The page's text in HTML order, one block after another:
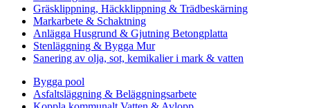
Gräsklippning, Häckklippning & Trädbeskärning
Markarbete & Schaktning
Anlägga Husgrund & Gjutning Betongplatta
Stenläggning & Bygga Mur
Sanering av olja, sot, kemikalier i mark & vatten
Bygga pool
Asfaltsläggning & Beläggningsarbete